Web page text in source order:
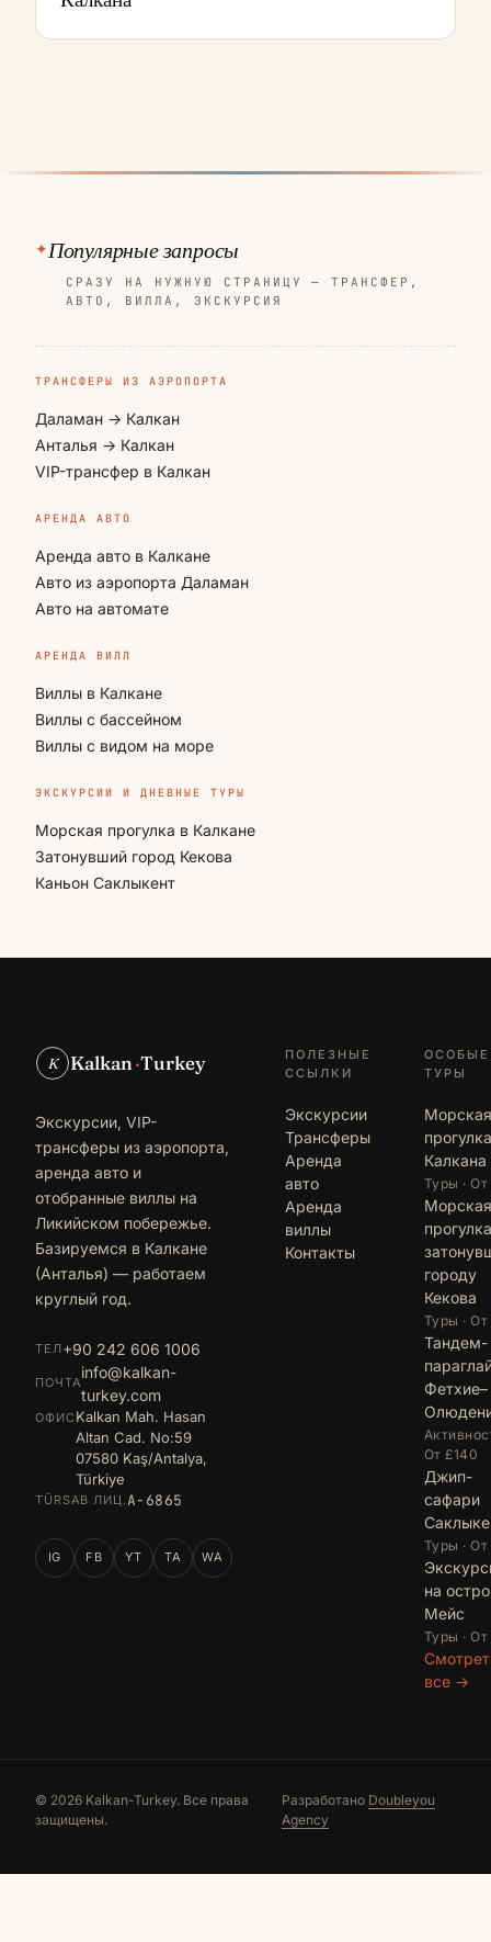
Популярные запросы
СРАЗУ НА НУЖНУЮ СТРАНИЦУ — ТРАНСФЕР,
АВТО, ВИЛЛА, ЭКСКУРСИЯ
ТРАНСФЕРЫ ИЗ АЭРОПОРТА
Даламан → Калкан
Анталья → Калкан
VIP-трансфер в Калкан
АРЕНДА АВТО
Аренда авто в Калкане
Авто из аэропорта Даламан
Авто на автомате
АРЕНДА ВИЛЛ
Виллы в Калкане
Виллы с бассейном
Виллы с видом на море
ЭКСКУРСИИ И ДНЕВНЫЕ ТУРЫ
Морская прогулка в Калкане
Затонувший город Кекова
Каньон Саклыкент
K Kalkan·Turkey
Экскурсии, VIP-
трансферы из аэропорта,
аренда авто и
отобранные виллы на
Ликийском побережье.
Базируемся в Калкане
(Анталья) — работаем
круглый год.
ТЕЛ+90 242 606 1006
ПОЧТА
info@kalkan-
turkey.com
ОФИС Kalkan Mah. Hasan
Altan Cad. No:59
07580 Kaş/Antalya,
Türkiye
TÜRSAB ЛИЦ.A-6865
IG FB YT TA WA
ПОЛЕЗНЫЕ
ССЫЛКИ
Экскурсии
Трансферы
Аренда
авто
Аренда
виллы
Контакты
ОСОБЫЕ
ТУРЫ
Морская
Калкана
Туры ·
Морская
городу
Кекова
Туры ·
Тандем-
Фетхие–
От £140
Джип-
сафари
Туры ·
на
Мейс
Туры ·
все →
© 2026 Kalkan-Turkey. Все права
защищены.
Разработано Doubleyou
Agency